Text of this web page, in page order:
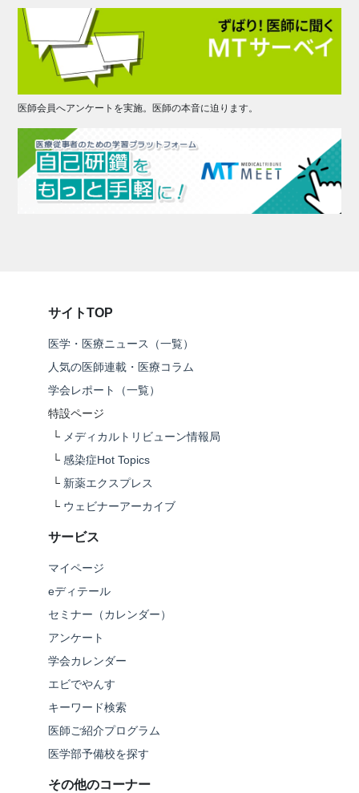
医師会員へアンケートを実施。医師の本音に迫ります。
サイトTOP
医学・医療ニュース（一覧）
人気の医師連載・医療コラム
学会レポート（一覧）
特設ページ
└ メディカルトリビューン情報局
└ 感染症Hot Topics
└ 新薬エクスプレス
└ ウェビナーアーカイブ
サービス
マイページ
eディテール
セミナー（カレンダー）
アンケート
学会カレンダー
エビでやんす
キーワード検索
医師ご紹介プログラム
医学部予備校を探す
その他のコーナー